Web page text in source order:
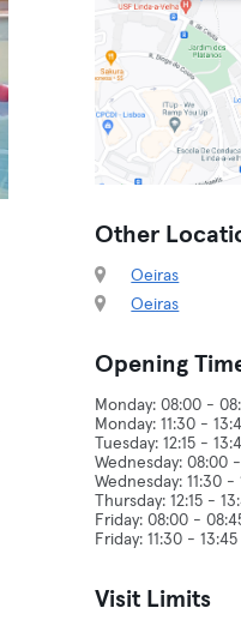
Other
Oeiras
Oeiras
Opening
Monday: 08:00 -
Monday: 11:30 -
Tuesday: 12:15 -
Wednesday: 08:00
Wednesday: 11:30 -
Thursday: 12:15 -
Friday: 08:00 -
Visit Limits